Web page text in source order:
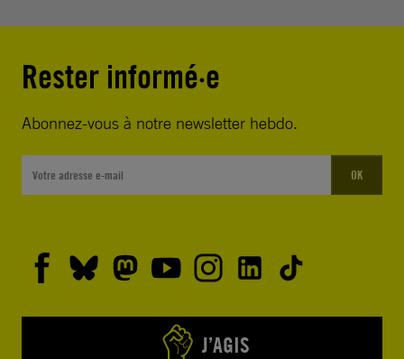
Rester informé·e
Abonnez-vous à notre newsletter hebdo.
OK
J’AGIS